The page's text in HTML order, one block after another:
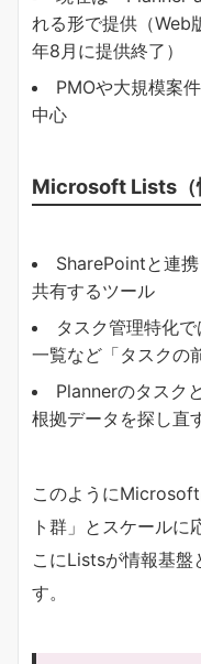
れる形で提供（
年8月に提供終了）
PMOや大規模案
中心
Microsoft Lists（
SharePointと連
共有するツール
タスク管理特化
一覧など「タスクの
Plannerのタスク
根拠データを探し直
このように
ト群」とスケールに
こにListsが情報基盤
す。